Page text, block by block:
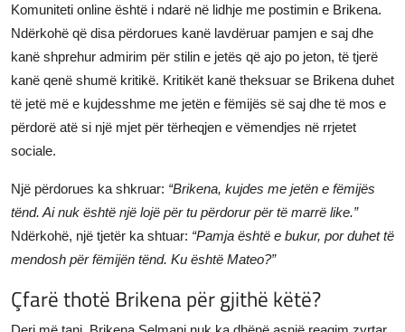
Komuniteti online është i ndarë në lidhje me postimin e Brikena.
Ndërkohë që disa përdorues kanë lavdëruar pamjen e saj dhe
kanë shprehur admirim për stilin e jetës që ajo po jeton, të tjerë
kanë qenë shumë kritikë. Kritikët kanë theksuar se Brikena duhet
të jetë më e kujdesshme me jetën e fëmijës së saj dhe të mos e
përdorë atë si një mjet për tërheqjen e vëmendjes në rrjetet
sociale.
Një përdorues ka shkruar: “Brikena, kujdes me jetën e fëmijës
tënd. Ai nuk është një lojë për tu përdorur për të marrë like.”
Ndërkohë, një tjetër ka shtuar: “Pamja është e bukur, por duhet të
mendosh për fëmijën tënd. Ku është Mateo?”
Çfarë thotë Brikena për gjithë këtë?